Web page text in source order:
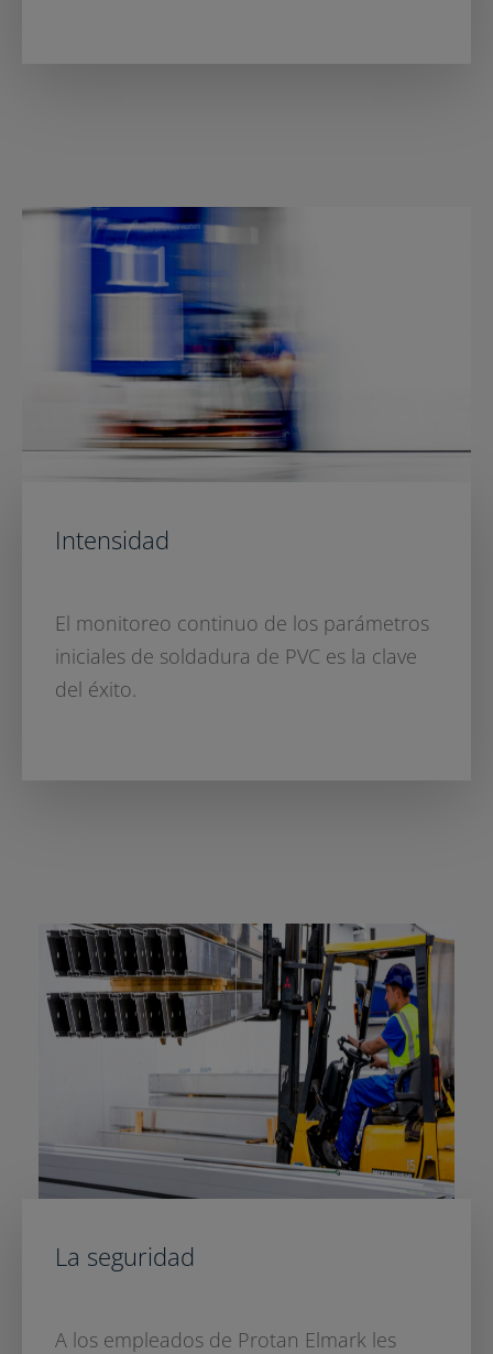
Intensidad
El monitoreo continuo de los parámetros
iniciales de soldadura de PVC es la clave
del éxito.
La seguridad
A los empleados de Protan Elmark les